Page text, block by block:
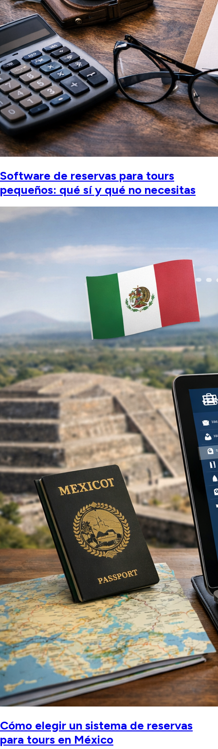
Software de reservas para tours
pequeños: qué sí y qué no necesitas
Cómo elegir un sistema de reservas
para tours en México